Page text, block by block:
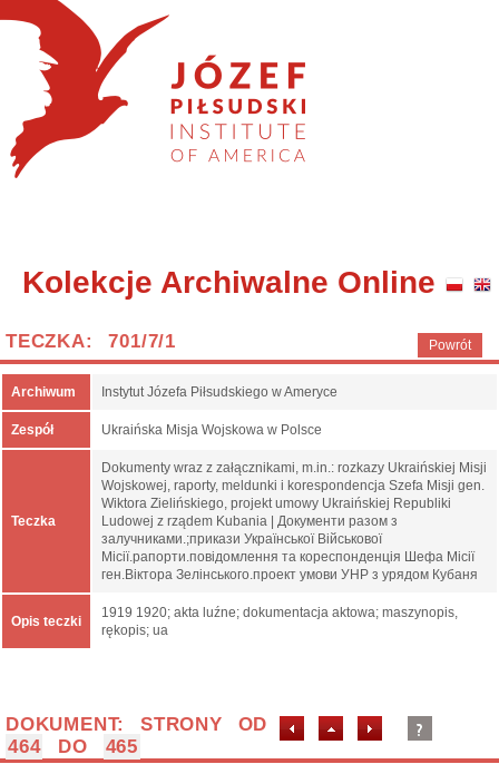
Kolekcje Archiwalne Online
Powrót
TECZKA: 701/7/1
Archiwum Instytut Józefa Piłsudskiego w Ameryce
Zespół Ukraińska Misja Wojskowa w Polsce
Teczka
Dokumenty wraz z załącznikami, m.in.: rozkazy Ukraińskiej Misji
Wojskowej, raporty, meldunki i korespondencja Szefa Misji gen.
Wiktora Zielińskiego, projekt umowy Ukraińskiej Republiki
Ludowej z rządem Kubania | Документи разом з
залучниками.;прикази Української Військової
Місії.рапорти.повідомлення та кореспонденція Шефа Місії
ген.Віктора Зелінського.проект умови УНР з урядом Кубаня
Opis teczki
1919 1920; akta luźne; dokumentacja aktowa; maszynopis,
rękopis; ua
DOKUMENT: STRONY OD
464
DO 465